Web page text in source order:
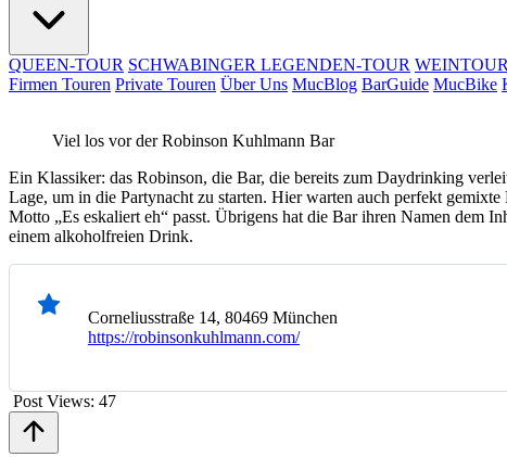
QUEEN-TOUR SCHWABINGER LEGENDEN-TOUR WEINTOUR
Firmen Touren Private Touren Über Uns MucBlog BarGuide MucBike
Viel los vor der Robinson Kuhlmann Bar
Ein Klassiker: das Robinson, die Bar, die bereits zum Daydrinking
Lage, um in die Partynacht zu starten. Hier warten auch perfekt
Motto „Es eskaliert eh“ passt. Übrigens hat die Bar ihren Namen
einem alkoholfreien Drink.
Corneliusstraße 14, 80469 München
https://robinsonkuhlmann.com/
Post Views: 47